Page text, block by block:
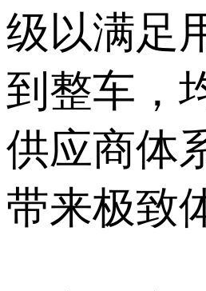
级以满足
到整车，
供应商体
带来极致